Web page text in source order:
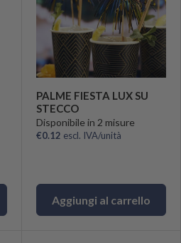
PALME FIESTA LUX SU
STECCO
Disponibile in 2 misure
€0.12 escl. IVA/unità
Aggiungi al carrello